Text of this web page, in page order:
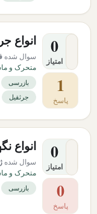
0
امتیاز
1
پاسخ
انواع
سوال شده
متحرک و
بازرسی
جرثقیل
0
امتیاز
0
پاسخ
انواع
سوال شده
متحرک و
بازرسی